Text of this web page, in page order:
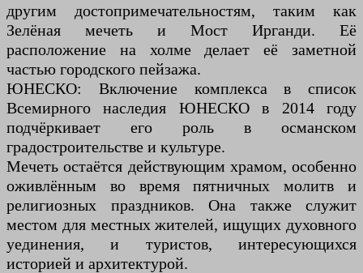
другим достопримечательностям, таким как
Зелёная мечеть и Мост Ирганди. Её
расположение на холме делает её заметной
частью городского пейзажа.
ЮНЕСКО: Включение комплекса в список
Всемирного наследия ЮНЕСКО в 2014 году
подчёркивает его роль в османском
градостроительстве и культуре.
Мечеть остаётся действующим храмом, особенно
оживлённым во время пятничных молитв и
религиозных праздников. Она также служит
местом для местных жителей, ищущих духовного
уединения, и туристов, интересующихся
историей и архитектурой.